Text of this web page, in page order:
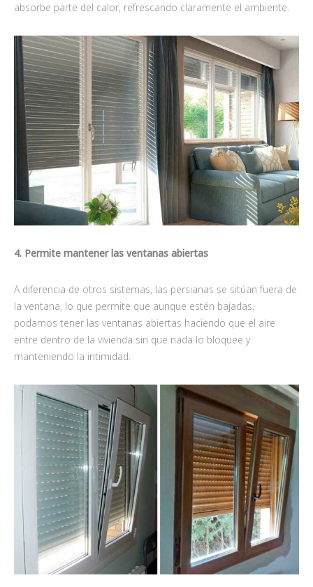
absorbe parte del calor, refrescando claramente el ambiente.
4. Permite mantener las ventanas abiertas
A diferencia de otros sistemas, las persianas se sitúan fuera de
la ventana, lo que permite que aunque estén bajadas,
podamos tener las ventanas abiertas haciendo que el aire
entre dentro de la vivienda sin que nada lo bloquee y
manteniendo la intimidad.